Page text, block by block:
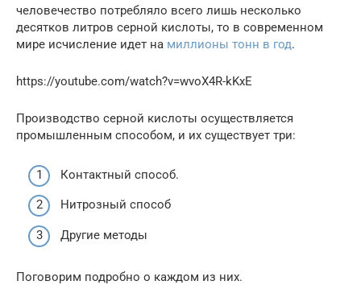
человечество потребляло всего лишь несколько
десятков литров серной кислоты, то в современном
мире исчисление идет на миллионы тонн в год.
https://youtube.com/watch?v=wvoX4R-kKxE
Производство серной кислоты осуществляется
промышленным способом, и их существует три:
Контактный способ.
Нитрозный способ
Другие методы
Поговорим подробно о каждом из них.